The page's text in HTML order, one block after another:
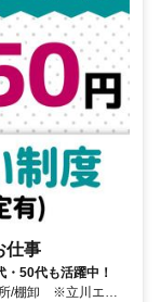
仕事
50代も活躍中！
所/棚卸 ※立川エリ